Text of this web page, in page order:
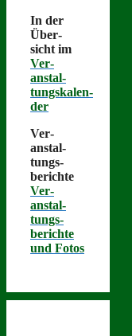
In der
Über­
sicht im
Ver­
anstal­
tungskalen­
der
Ver­
anstal­
tungs­
berichte
Ver­
anstal­
tungs­
berichte
und Fotos